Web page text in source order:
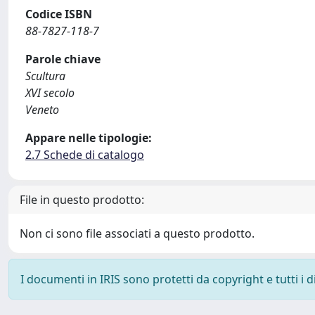
Codice ISBN
88-7827-118-7
Parole chiave
Scultura
XVI secolo
Veneto
Appare nelle tipologie:
2.7 Schede di catalogo
File in questo prodotto:
Non ci sono file associati a questo prodotto.
I documenti in IRIS sono protetti da copyright e tutti i